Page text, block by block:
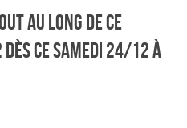
au long de ce
ce samedi 24/12 à